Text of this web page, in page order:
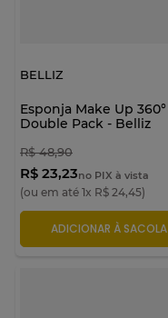
BELLIZ
Esponja Make Up 360°
Double Pack - Belliz
R$ 48,90
R$ 23,23no PIX à vista
(ou em até 1x R$ 24,45)
ADICIONAR À SACOLA